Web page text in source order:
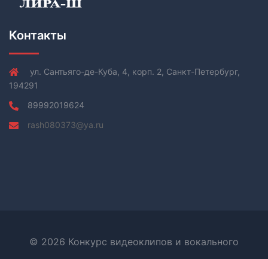
Контакты
ул. Сантьяго-де-Куба, 4, корп. 2, Санкт-Петербург,
194291
89992019624
rash080373@ya.ru
© 2026 Конкурс видеоклипов и вокального